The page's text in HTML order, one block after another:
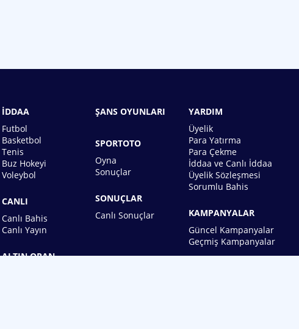
İDDAA
Futbol
Basketbol
Tenis
Buz Hokeyi
Voleybol
CANLI
Canlı Bahis
Canlı Yayın
ALTIN ORAN
ŞANS OYUNLARI
SPORTOTO
Oyna
Sonuçlar
SONUÇLAR
Canlı Sonuçlar
YARDIM
Üyelik
Para Yatırma
Para Çekme
İddaa ve Canlı İddaa
Üyelik Sözleşmesi
Sorumlu Bahis
KAMPANYALAR
Güncel Kampanyalar
Geçmiş Kampanyalar